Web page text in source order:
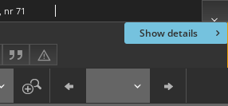
Show details
nr 71